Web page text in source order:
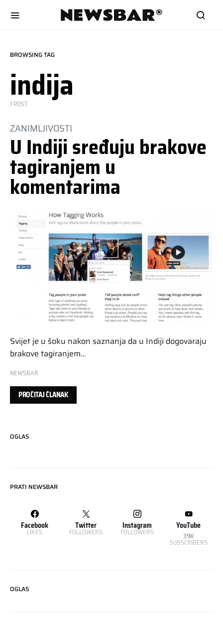
BROWSING TAG
indija
1 POST
ZANIMLJIVOSTI
U Indiji sređuju brakove
tagiranjem u
komentarima
Svijet je u šoku nakon saznanja da u Indiji dogovaraju
brakove tagiranjem…
NEWSBAR
PROČITAJ ČLANAK
OGLAS
PRATI NEWSBAR
Facebook
LIKES
Twitter
FOLLOWERS
Instagram
FOLLOWERS
YouTube
39K
SUBSCRIBERS
OGLAS